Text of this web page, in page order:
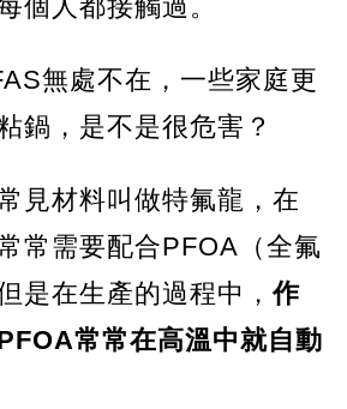
個人都接觸過。
無處不在，一些家庭更
鍋，是不是很危害？
見材料叫做特氟龍，在
常需要配合PFOA（全氟
是在生產的過程中，作
常常在高溫中就自動